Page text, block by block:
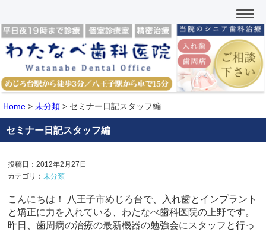
Home > 未分類 > セミナー日記スタッフ編
セミナー日記スタッフ編
投稿日：2012年2月27日
カテゴリ：未分類
こんにちは！ 八王子市めじろ台で、入れ歯とインプラント
と矯正に力を入れている、わたなべ歯科医院の上野です。
昨日、歯周病の治療の最新機器の勉強会にスタッフと行っ